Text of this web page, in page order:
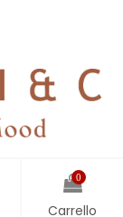
0
Carrello